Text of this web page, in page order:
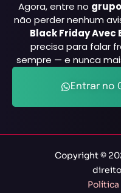
Agora, entre no
não perder nenhum
Black Friday Avec
precisa para falar
sempre — e nunca
Entrar no
Copyright ©